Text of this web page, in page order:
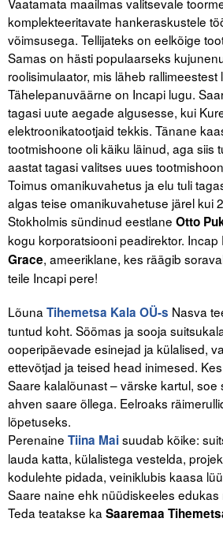
komplekteeritavate hankeraskustele
võimsusega. Tellijateks on eelkõige
Samas on hästi populaarseks
roolisimulaator, mis läheb rallimeestest
Tähelepanuväärne on Incapi lugu.
tagasi uute aegade algusesse, kui
elektroonikatootjaid tekkis. Tänane
tootmishoone oli käiku läinud, aga siis
aastat tagasi valitses uues
Toimus omanikuvahetus ja elu tuli
algas teise omanikuvahetuse järel kui
Stokholmis sündinud eestlane Otto
kogu korporatsiooni peadirektor. Incap
Grace, ameeriklane, kes räägib
teile Incapi pere!
Lõuna Tihemetsa Kala OÜ-s Nasva
tuntud koht. Söömas ja sooja
ooperipäevade esinejad ja külalised,
ettevõtjad ja teised head inimesed.
Saare kalalõunast – värske kartul, soe
ahven saare õllega. Eelroaks
lõpetuseks.
Perenaine Tiina Maisuudab kõike:
lauda katta, külalistega vestelda,
kodulehte pidada, veiniklubis kaasa
Saare naine ehk nüüdiskeeles edukas
Teda teatakse ka Saaremaa